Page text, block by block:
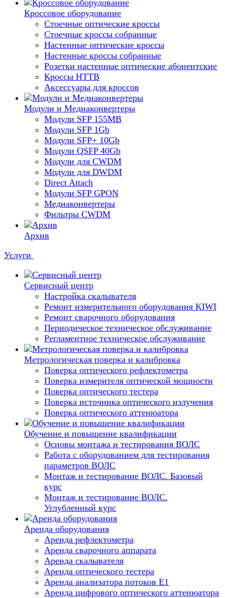
Кроссовое оборудование
Стоечные оптические кроссы
Стоечные кроссы собранные
Настенные оптические кроссы
Настенные кроссы собранные
Розетки настенные оптические абонентские
Кроссы HTTB
Аксессуары для кроссов
Модули и Медиаконвертеры
Модули SFP 155MB
Модули SFP 1Gb
Модули SFP+ 10Gb
Модули QSFP 40Gb
Модули для CWDM
Модули для DWDM
Direct Attach
Модули SFP GPON
Медиаконвертеры
Фильтры CWDM
Архив
Услуги
Сервисный центр
Настройка скалывателя
Ремонт измерительного оборудования KIWI
Ремонт сварочного оборудования
Периодическое техническое обслуживание
Регламентное техническое обслуживание
Метрологическая поверка и калибровка
Поверка оптического рефлектометра
Поверка измерителя оптической мощности
Поверка оптического тестера
Поверка источника оптического излучения
Поверка оптического аттенюатора
Обучение и повышение квалификации
Основы монтажа и тестирования ВОЛС
Работа с оборудованием для тестирования
параметров ВОЛС
Монтаж и тестирование ВОЛС. Базовый
курс
Монтаж и тестирование ВОЛС.
Углубленный курс
Аренда оборудования
Аренда рефлектометра
Аренда сварочного аппарата
Аренда скалывателя
Аренда оптического тестера
Аренда анализатора потоков Е1
Аренда цифрового оптического аттенюатора